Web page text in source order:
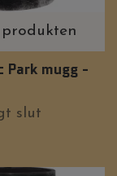
produkten
Park mugg -
slut